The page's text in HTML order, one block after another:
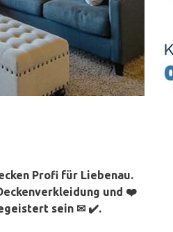
Profi für Liebenau.
und ❤️
sein ✉ ✔️.